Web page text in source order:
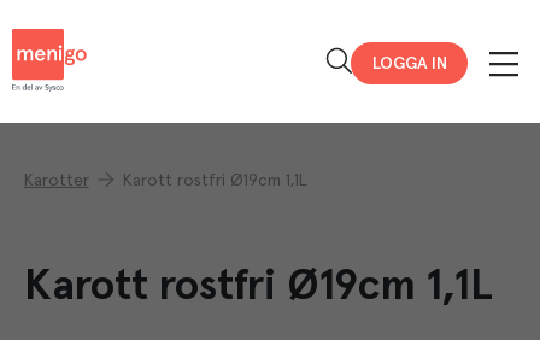
LOGGA IN
Karotter Karott rostfri Ø19cm 1,1L
Karott rostfri Ø19cm 1,1L